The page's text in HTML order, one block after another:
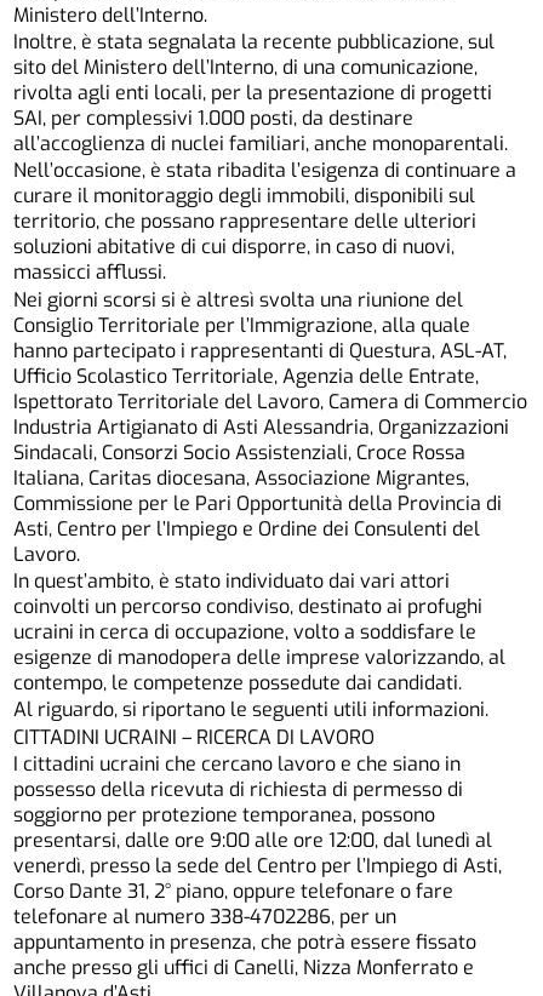
Ministero dell’Interno.
Inoltre, è stata segnalata la recente pubblicazione, sul
sito del Ministero dell’Interno, di una comunicazione,
rivolta agli enti locali, per la presentazione di progetti
SAI, per complessivi 1.000 posti, da destinare
all’accoglienza di nuclei familiari, anche monoparentali.
Nell’occasione, è stata ribadita l’esigenza di continuare a
curare il monitoraggio degli immobili, disponibili sul
territorio, che possano rappresentare delle ulteriori
soluzioni abitative di cui disporre, in caso di nuovi,
massicci afflussi.
Nei giorni scorsi si è altresì svolta una riunione del
Consiglio Territoriale per l’Immigrazione, alla quale
hanno partecipato i rappresentanti di Questura, ASL-AT,
Ufficio Scolastico Territoriale, Agenzia delle Entrate,
Ispettorato Territoriale del Lavoro, Camera di Commercio
Industria Artigianato di Asti Alessandria, Organizzazioni
Sindacali, Consorzi Socio Assistenziali, Croce Rossa
Italiana, Caritas diocesana, Associazione Migrantes,
Commissione per le Pari Opportunità della Provincia di
Asti, Centro per l’Impiego e Ordine dei Consulenti del
Lavoro.
In quest’ambito, è stato individuato dai vari attori
coinvolti un percorso condiviso, destinato ai profughi
ucraini in cerca di occupazione, volto a soddisfare le
esigenze di manodopera delle imprese valorizzando, al
contempo, le competenze possedute dai candidati.
Al riguardo, si riportano le seguenti utili informazioni.
CITTADINI UCRAINI – RICERCA DI LAVORO
I cittadini ucraini che cercano lavoro e che siano in
possesso della ricevuta di richiesta di permesso di
soggiorno per protezione temporanea, possono
presentarsi, dalle ore 9:00 alle ore 12:00, dal lunedì al
venerdì, presso la sede del Centro per l’Impiego di Asti,
Corso Dante 31, 2° piano, oppure telefonare o fare
telefonare al numero 338-4702286, per un
appuntamento in presenza, che potrà essere fissato
anche presso gli uffici di Canelli, Nizza Monferrato e